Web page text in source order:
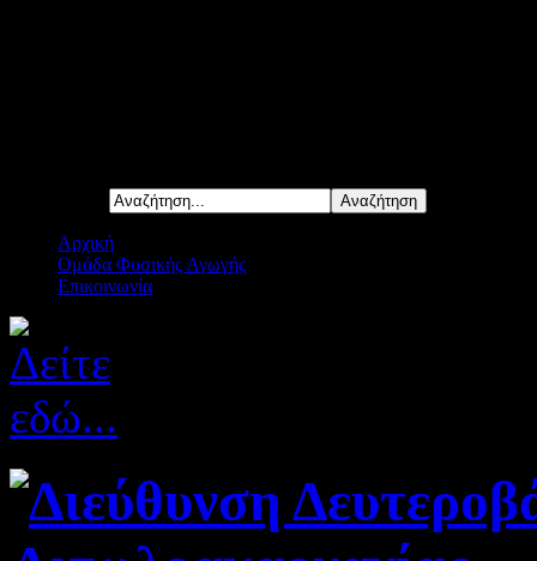
Αρχική
Ομάδα Φυσικής Αγωγής
Επικοινωνία